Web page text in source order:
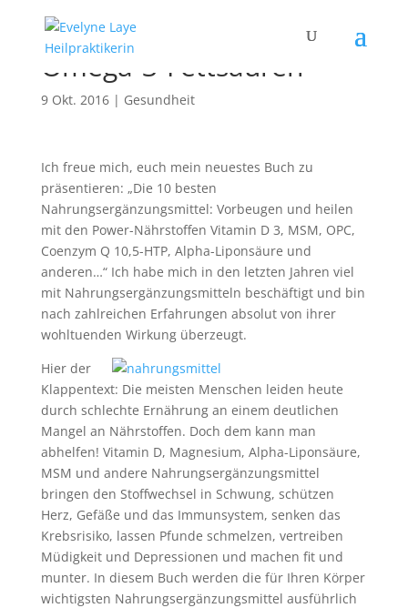
Omega-3-Fettsäuren
9 Okt. 2016| Gesundheit
Ich freue mich, euch mein neuestes Buch zu
präsentieren: „Die 10 besten
Nahrungsergänzungsmittel: Vorbeugen und heilen
mit den Power-Nährstoffen Vitamin D 3, MSM, OPC,
Coenzym Q 10,5-HTP, Alpha-Liponsäure und
anderen…“ Ich habe mich in den letzten Jahren viel
mit Nahrungsergänzungsmitteln beschäftigt und bin
nach zahlreichen Erfahrungen absolut von ihrer
wohltuenden Wirkung überzeugt.
Hier der
Klappentext: Die meisten Menschen leiden heute
durch schlechte Ernährung an einem deutlichen
Mangel an Nährstoffen. Doch dem kann man
abhelfen! Vitamin D, Magnesium, Alpha-Liponsäure,
MSM und andere Nahrungsergänzungsmittel
bringen den Stoffwechsel in Schwung, schützen
Herz, Gefäße und das Immunsystem, senken das
Krebsrisiko, lassen Pfunde schmelzen, vertreiben
Müdigkeit und Depressionen und machen fit und
munter. In diesem Buch werden die für Ihren Körper
wichtigsten Nahrungsergänzungsmittel ausführlich